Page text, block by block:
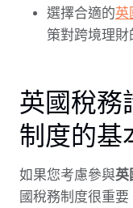
選擇合適的英
策對跨境理財
英國稅務
制度的基
如果您考慮參與英
國稅務制度很重